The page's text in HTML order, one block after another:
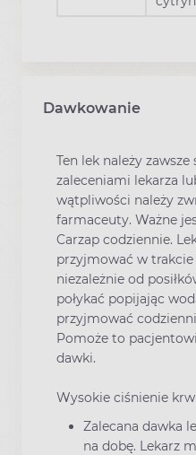
Dawkowanie
Ten lek należy
zaleceniami lekarza
wątpliwości należy
farmaceuty. Ważne
Carzap codziennie.
przyjmować w trakcie
niezależnie od
połykać popijając
przyjmować
Pomoże to
dawki.
Wysokie ciśnienie
Zalecana dawka
na dobę. Lekarz